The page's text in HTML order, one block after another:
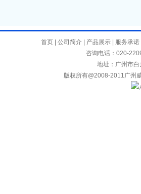
首页 公司简介 产品展示 服务承诺
咨询电话：020-
地址：广州市
版权所有@2008-2011广州